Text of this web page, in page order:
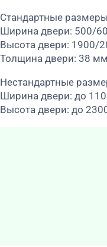
Стандартные
Ширина двери: 500/
Высота двери: 1900/
Толщина двери: 38 мм
Нестандартные
Ширина двери: до
Высота двери: до